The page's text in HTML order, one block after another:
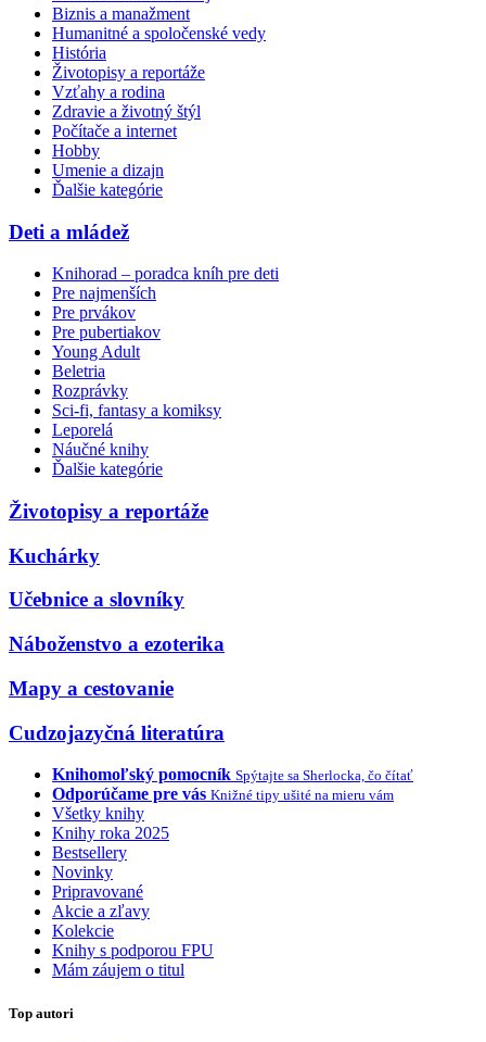
Biznis a manažment
Humanitné a spoločenské vedy
História
Životopisy a reportáže
Vzťahy a rodina
Zdravie a životný štýl
Počítače a internet
Hobby
Umenie a dizajn
Ďalšie kategórie
Deti a mládež
Knihorad – poradca kníh pre deti
Pre najmenších
Pre prvákov
Pre pubertiakov
Young Adult
Beletria
Rozprávky
Sci-fi, fantasy a komiksy
Leporelá
Náučné knihy
Ďalšie kategórie
Životopisy a reportáže
Kuchárky
Učebnice a slovníky
Náboženstvo a ezoterika
Mapy a cestovanie
Cudzojazyčná literatúra
Knihomoľský pomocník Spýtajte sa Sherlocka, čo čítať
Odporúčame pre vás Knižné tipy ušité na mieru vám
Všetky knihy
Knihy roka 2025
Bestsellery
Novinky
Pripravované
Akcie a zľavy
Kolekcie
Knihy s podporou FPU
Mám záujem o titul
Top autori